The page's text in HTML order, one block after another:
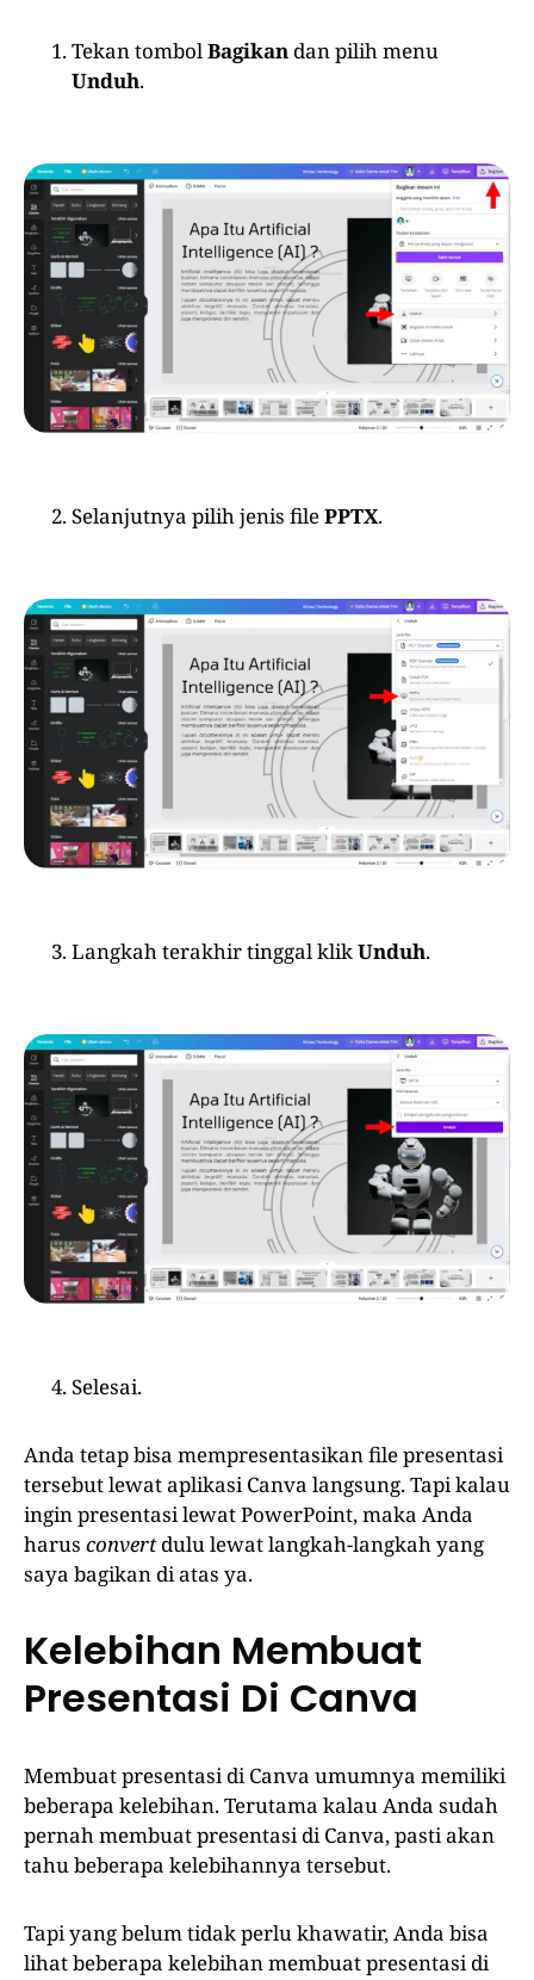
Tekan tombolBagikan dan pilih menu
Unduh.
Selanjutnya pilih jenis filePPTX.
Langkah terakhir tinggal klikUnduh.
Selesai.
Anda tetap bisa mempresentasikan file presentasi
tersebut lewat aplikasi Canva langsung. Tapi kalau
ingin presentasi lewat PowerPoint, maka Anda
harus convertdulu lewat langkah-langkah yang
saya bagikan di atas ya.
Kelebihan Membuat
Presentasi Di Canva
Membuat presentasi di Canva umumnya memiliki
beberapa kelebihan. Terutama kalau Anda sudah
pernah membuat presentasi di Canva, pasti akan
tahu beberapa kelebihannya tersebut.
Tapi yang belum tidak perlu khawatir, Anda bisa
lihat beberapa kelebihan membuat presentasi di